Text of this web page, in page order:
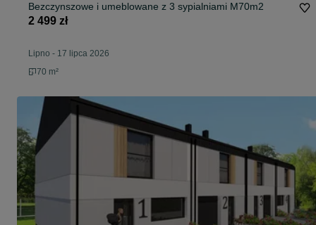
Bezczynszowe i umeblowane z 3 sypialniami M70m2
2 499 zł
Lipno - 17 lipca 2026
70 m²